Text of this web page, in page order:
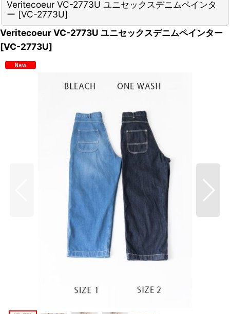
Veritecoeur VC-2773U ユニセックスデニムペインタ
ー [VC-2773U]
Veritecoeur VC-2773U ユニセックスデニムペインター
[VC-2773U]